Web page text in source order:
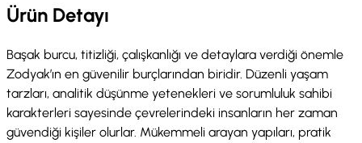
Ürün Detayı
Başak burcu, titizliği, çalışkanlığı ve detaylara verdiği önemle
Zodyak’ın en güvenilir burçlarından biridir. Düzenli yaşam
tarzları, analitik düşünme yetenekleri ve sorumluluk sahibi
karakterleri sayesinde çevrelerindeki insanların her zaman
güvendiği kişiler olurlar. Mükemmeli arayan yapıları, pratik